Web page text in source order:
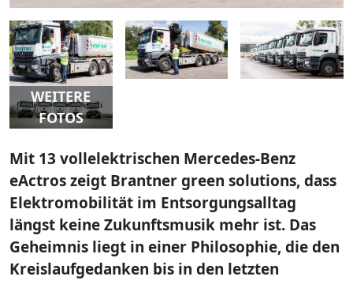
WEITERE
FOTOS
Mit 13 vollelektrischen Mercedes-Benz
eActros zeigt Brantner green solutions, dass
Elektromobilität im Entsorgungsalltag
längst keine Zukunftsmusik mehr ist. Das
Geheimnis liegt in einer Philosophie, die den
Kreislaufgedanken bis in den letzten